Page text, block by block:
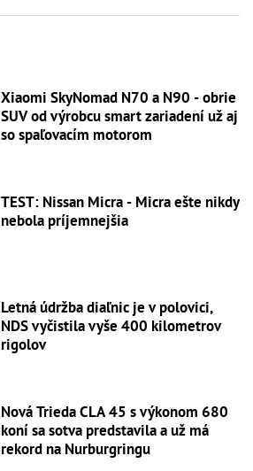
Xiaomi SkyNomad N70 a N90 - obrie
SUV od výrobcu smart zariadení už aj
so spaľovacím motorom
TEST: Nissan Micra - Micra ešte nikdy
nebola príjemnejšia
Letná údržba diaľnic je v polovici,
NDS vyčistila vyše 400 kilometrov
rigolov
Nová Trieda CLA 45 s výkonom 680
koní sa sotva predstavila a už má
rekord na Nurburgringu